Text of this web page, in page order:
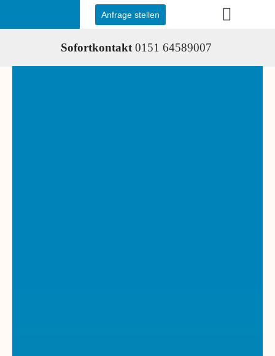
Anfrage stellen
Sofortkontakt 0151 64589007